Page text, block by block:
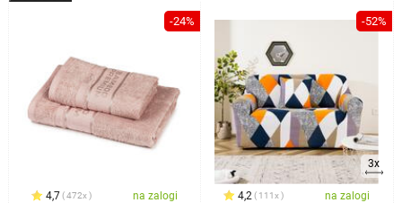
-24%
4,7 472x na zalogi
-52%
3x
4,2 111x na zalogi